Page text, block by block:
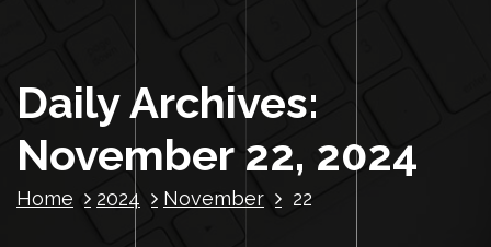
Daily Archives:
November 22, 2024
Home 2024 November 22